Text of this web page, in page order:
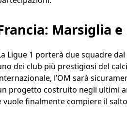
Marsiglia e
Ligue 1 porterà due squadre
dei club più prestigiosi del
l’OM sarà
progetto costruito negli ultimi
vuole finalmente compiere il